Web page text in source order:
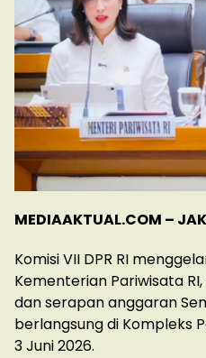
MEDIAAKTUAL.COM –
Komisi VII DPR RI
Kementerian Pariwisata
dan serapan anggaran
berlangsung di Kompleks
3 Juni 2026.